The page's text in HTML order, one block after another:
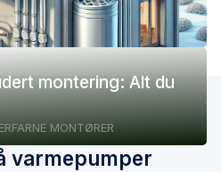
montering: Alt du
MONTØRER
varmepumper